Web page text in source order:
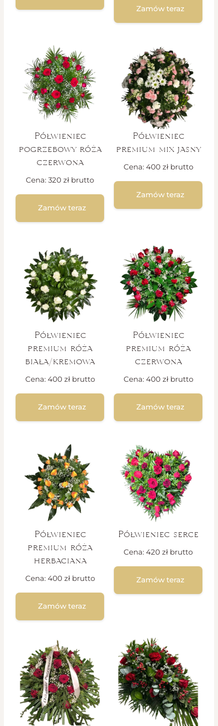
Zamów teraz
Półwieniec
pogrzebowy róża
czerwona
Cena: 320 zł brutto
Zamów teraz
Półwieniec
premium mix jasny
Cena: 400 zł brutto
Zamów teraz
Półwieniec
premium róża
biała/kremowa
Cena: 400 zł brutto
Zamów teraz
Półwieniec
premium róża
czerwona
Cena: 400 zł brutto
Zamów teraz
Półwieniec
premium róża
herbaciana
Cena: 400 zł brutto
Zamów teraz
Półwieniec serce
Cena: 420 zł brutto
Zamów teraz